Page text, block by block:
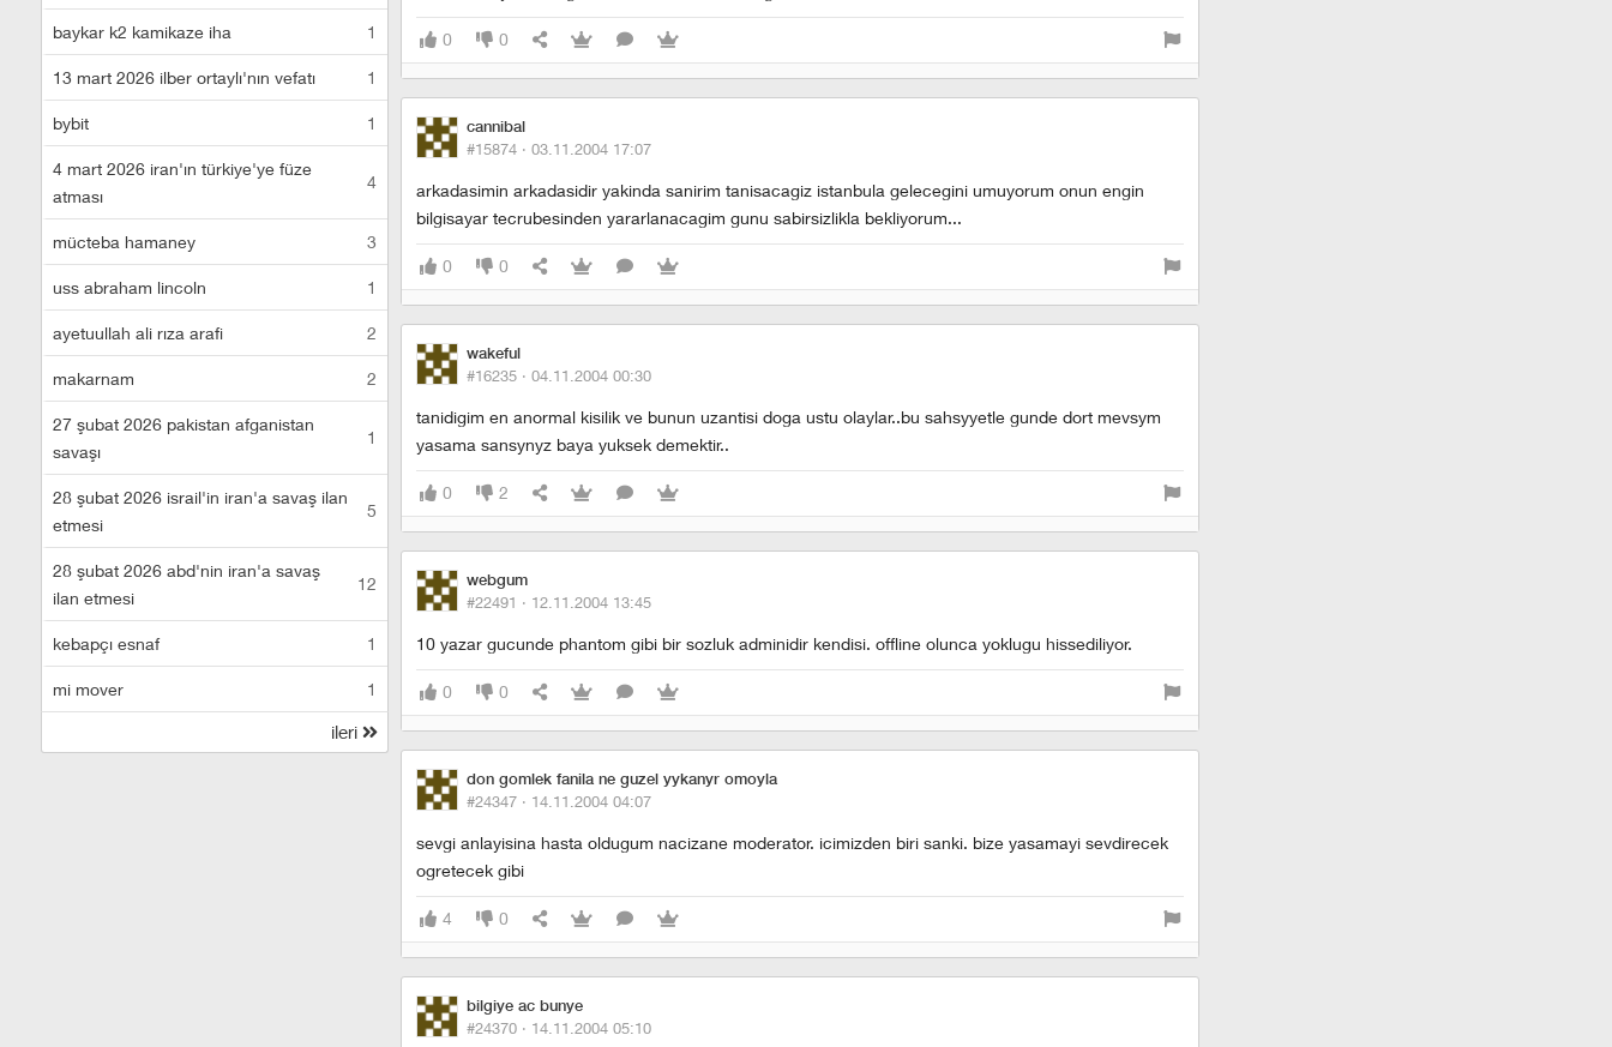
baykar k2 kamikaze iha 1
13 mart 2026 ilber ortaylı'nın vefatı 1
bybit 1
4 mart 2026 iran'ın türkiye'ye füze
atması
4
mücteba hamaney 3
uss abraham lincoln 1
ayetuullah ali rıza arafi 2
makarnam 2
27 şubat 2026 pakistan afganistan
savaşı
1
28 şubat 2026 israil'in iran'a savaş ilan
etmesi
5
28 şubat 2026 abd'nin iran'a savaş
ilan etmesi
12
kebapçı esnaf 1
mi mover 1
ileri
0 0
cannibal
#15874 · 03.11.2004 17:07
arkadasimin arkadasidir yakinda sanirim tanisacagiz istanbula gelecegini umuyorum onun engin
bilgisayar tecrubesinden yararlanacagim gunu sabirsizlikla bekliyorum...
0 0
wakeful
#16235 · 04.11.2004 00:30
tanidigim en anormal kisilik ve bunun uzantisi doga ustu olaylar..bu sahsyyetle gunde dort mevsym
yasama sansynyz baya yuksek demektir..
0 2
webgum
#22491 · 12.11.2004 13:45
10 yazar gucunde phantom gibi bir sozluk adminidir kendisi. offline olunca yoklugu hissediliyor.
0 0
don gomlek fanila ne guzel yykanyr omoyla
#24347 · 14.11.2004 04:07
sevgi anlayisina hasta oldugum nacizane moderator. icimizden biri sanki. bize yasamayi sevdirecek
ogretecek gibi
4 0
bilgiye ac bunye
#24370 · 14.11.2004 05:10